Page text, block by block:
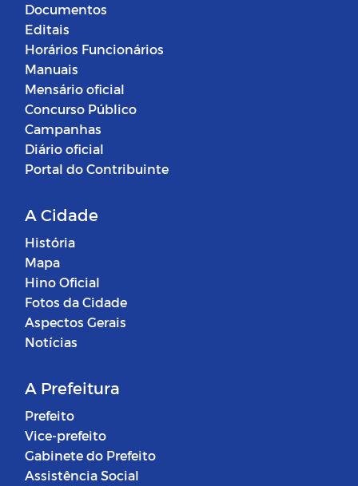
Documentos
Editais
Horários Funcionários
Manuais
Mensário oficial
Concurso Público
Campanhas
Diário oficial
Portal do Contribuinte
A Cidade
História
Mapa
Hino Oficial
Fotos da Cidade
Aspectos Gerais
Notícias
A Prefeitura
Prefeito
Vice-prefeito
Gabinete do Prefeito
Assistência Social